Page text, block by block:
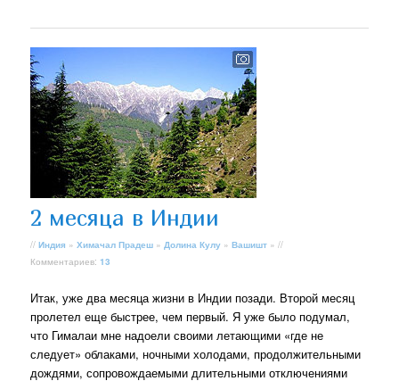
2 месяца в Индии
//Индия »Химачал Прадеш »Долина Кулу »Вашишт » //
Комментариев:13
Итак, уже два месяца жизни в Индии позади. Второй месяц
пролетел еще быстрее, чем первый. Я уже было подумал,
что Гималаи мне надоели своими летающими «где не
следует» облаками, ночными холодами, продолжительными
дождями, сопровождаемыми длительными отключениями